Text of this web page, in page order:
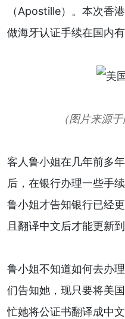
（Apostille）。本次香
做海牙认证手续在国内有
（图片来源
客人鲁小姐在几年前多
后，在银行办理一些手
鲁小姐才告知银行已经
且翻译中文后才能更新
鲁小姐不知道如何去办
们告知她，现只要将美
忙她将公证书翻译成中